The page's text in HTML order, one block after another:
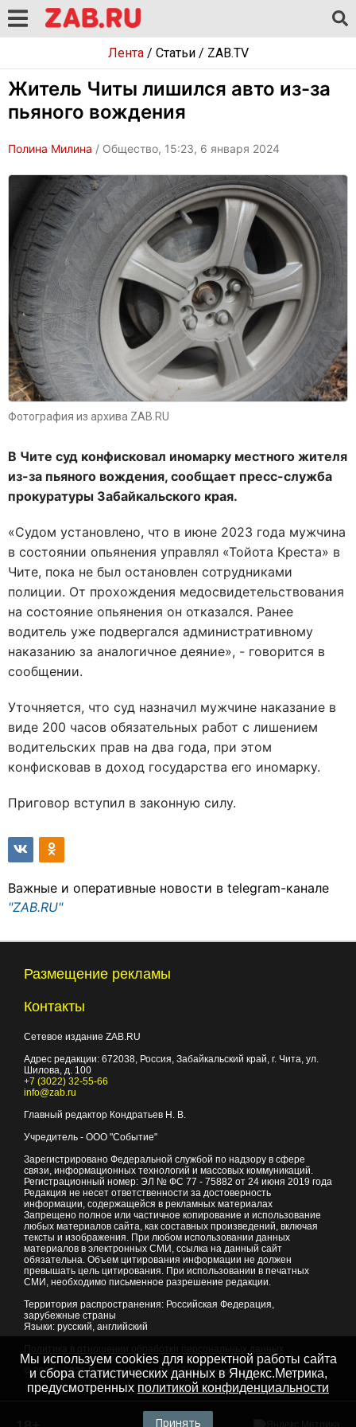
Лента/ Статьи/ ZAB.TV
Житель Читы лишился авто из-за
пьяного вождения
Полина Милина / Общество, 15:23, 6 января 2024
Фотография из архива ZAB.RU
В Чите суд конфисковал иномарку местного жителя
из-за пьяного вождения, сообщает пресс-служба
прокуратуры Забайкальского края.
«Судом установлено, что в июне 2023 года мужчина
в состоянии опьянения управлял «Тойота Креста» в
Чите, пока не был остановлен сотрудниками
полиции. От прохождения медосвидетельствования
на состояние опьянения он отказался. Ранее
водитель уже подвергался административному
наказанию за аналогичное деяние», - говорится в
сообщении.
Уточняется, что суд назначил мужчине наказание в
виде 200 часов обязательных работ с лишением
водительских прав на два года, при этом
конфисковав в доход государства его иномарку.
Приговор вступил в законную силу.
Важные и оперативные новости в telegram-канале
"ZAB.RU"
Размещение рекламы
Контакты
Сетевое издание ZAB.RU
Адрес редакции: 672038 , Россия, Забайкальский край, г. Чита ул.
Шилова, д. 100
+7 (3022) 32-55-66
info@zab.ru
Главный редактор Кондратьев Н. В.
Учредитель - ООО "Событие"
Зарегистрировано Федеральной службой по надзору в сфере
связи, информационных технологий и массовых коммуникаций.
Регистрационный номер: ЭЛ № ФС 77 - 75882 от 24 июня 2019 года
Редакция не несет ответственности за достоверность
информации, содержащейся в рекламных материалах
Запрещено полное или частичное копирование и использование
любых материалов сайта, как составных произведений, включая
тексты и изображения. При любом использовании данных
материалов в электронных СМИ, ссылка на данный сайт
обязательна. Объем цитирования информации не должен
превышать цель цитирования. При использовании в печатных
СМИ, необходимо письменное разрешение редакции.
Территория распространения: Российская Федерация,
зарубежные страны
Языки: русский, английский
© 2007 - 2026Портал Читы и Забайкальского края
Мы используем cookies для корректной работы сайта
и сбора статистических данных в Яндекс.Метрика,
предусмотренных политикой конфиденциальности
Принять